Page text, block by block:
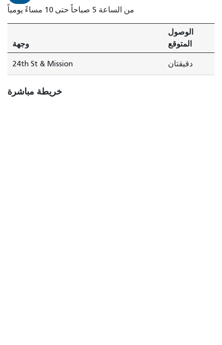
من الساعة 5 صباحاً حتى 10 مساءً يومياً
وجهة
الوصول
المتوقع
24th St & Mission دقيقتان
خريطة مباشرة